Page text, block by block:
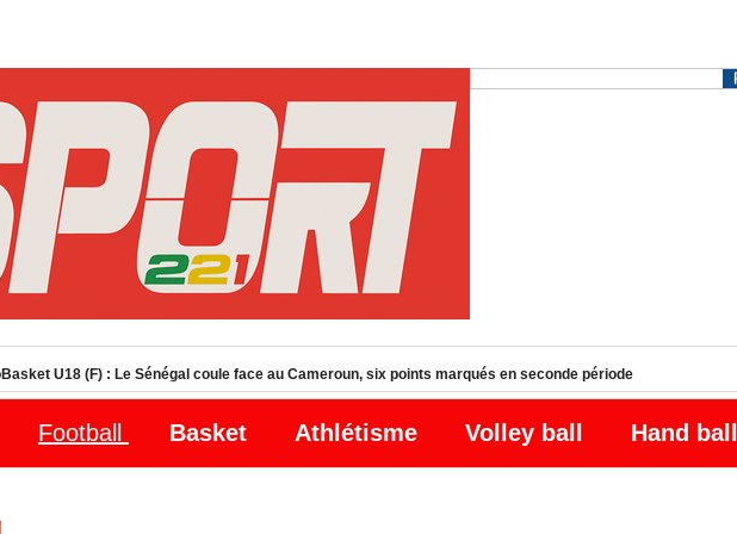
Los Angeles 2028 : Cheikh Sarr dévoile une liste de 13 Lionnes, sans Mathilde Diop
Football Basket Athlétisme Volley ball Hand ball